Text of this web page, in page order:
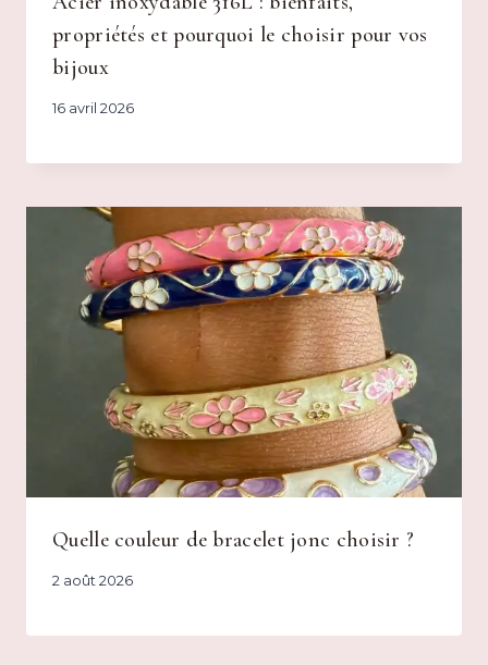
propriétés et pourquoi le choisir pour vos
bijoux
16 avril 2026
Quelle couleur de bracelet jonc choisir ?
2 août 2026